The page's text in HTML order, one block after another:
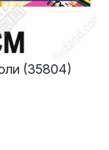
(35804)